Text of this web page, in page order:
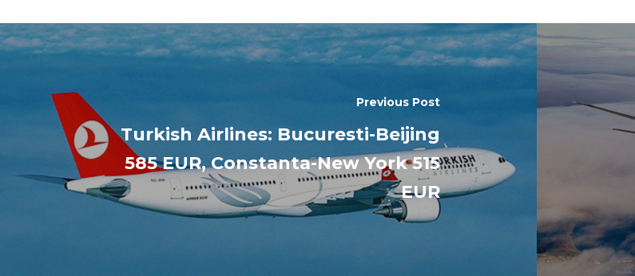
Previous Post
Turkish Airlines: Bucuresti-Beijing
585 EUR, Constanta-New York 515
EUR